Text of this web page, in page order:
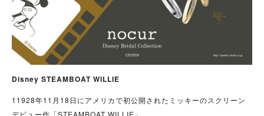
Disney STEAMBOAT WILLIE
11928年11月18日にアメリカで初公開されたミッキーのスクリーン